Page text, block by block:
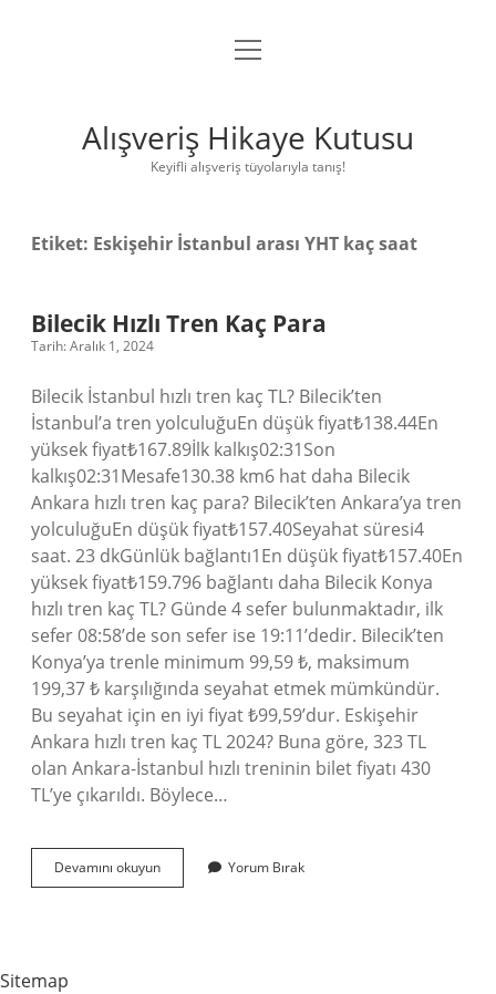
Anasayfa
Yasal Uyarı
menüyü
Alışveriş Hikaye Kutusu
Keyifli alışveriş tüyolarıyla tanış!
Etiket: Eskişehir İstanbul arası YHT kaç saat
Bilecik Hızlı Tren Kaç Para
Tarih: Aralık 1, 2024
Bilecik İstanbul hızlı tren kaç TL? Bilecik’ten
İstanbul’a tren yolculuğuEn düşük fiyat₺138.44En
yüksek fiyat₺167.89İlk kalkış02:31Son
kalkış02:31Mesafe130.38 km6 hat daha Bilecik
Ankara hızlı tren kaç para? Bilecik’ten Ankara’ya tren
yolculuğuEn düşük fiyat₺157.40Seyahat süresi4
saat. 23 dkGünlük bağlantı1En düşük fiyat₺157.40En
yüksek fiyat₺159.796 bağlantı daha Bilecik Konya
hızlı tren kaç TL? Günde 4 sefer bulunmaktadır, ilk
sefer 08:58’de son sefer ise 19:11’dedir. Bilecik’ten
Konya’ya trenle minimum 99,59 ₺, maksimum
199,37 ₺ karşılığında seyahat etmek mümkündür.
Bu seyahat için en iyi fiyat ₺99,59’dur. Eskişehir
Ankara hızlı tren kaç TL 2024? Buna göre, 323 TL
olan Ankara-İstanbul hızlı treninin bilet fiyatı 430
TL’ye çıkarıldı. Böylece…
Devamını okuyunBilecik
Hızlı
Yorum Bırak
Sitemap